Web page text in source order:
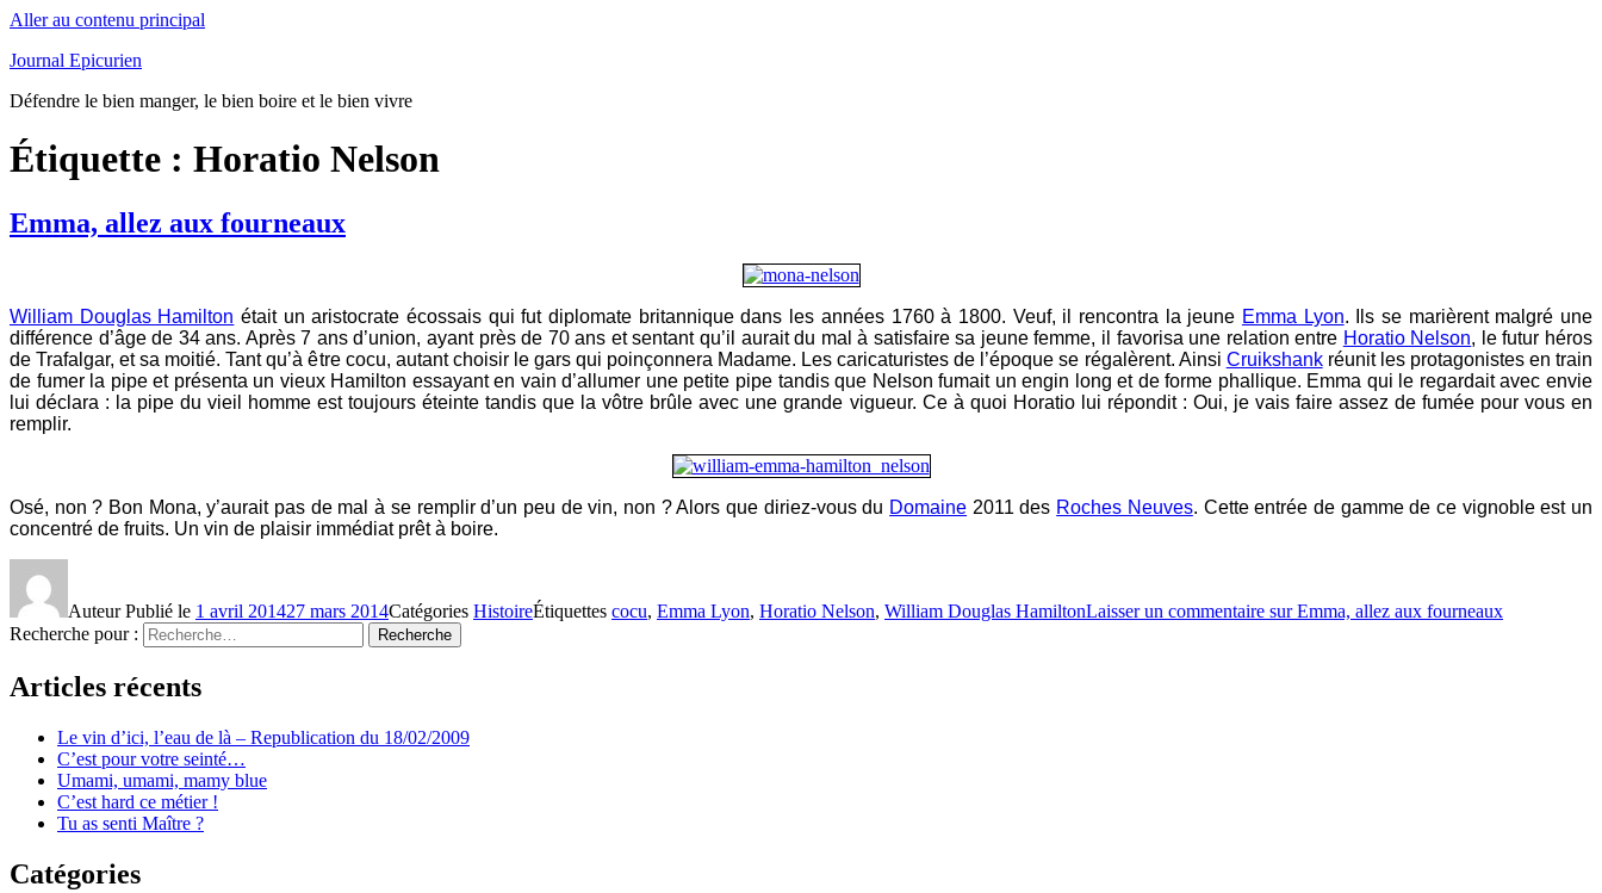
Aller au contenu principal
Journal Epicurien
Défendre le bien manger, le bien boire et le bien vivre
Étiquette : Horatio Nelson
Emma, allez aux fourneaux
William Douglas Hamilton était un aristocrate écossais qui fut diplomate britannique dans les années 1760 à 1800. Veuf, il rencontra la jeune Emma Lyon. Ils se marièrent malgré une
différence d’âge de 34 ans. Après 7 ans d’union, ayant près de 70 ans et sentant qu’il aurait du mal à satisfaire sa jeune femme, il favorisa une relation entre Horatio Nelson, le futur héros
de Trafalgar, et sa moitié. Tant qu’à être cocu, autant choisir le gars qui poinçonnera Madame. Les caricaturistes de l’époque se régalèrent. Ainsi Cruikshankréunit les protagonistes en train
de fumer la pipe et présenta un vieux Hamilton essayant en vain d’allumer une petite pipe tandis que Nelson fumait un engin long et de forme phallique. Emma qui le regardait avec envie
lui déclara : la pipe du vieil homme est toujours éteinte tandis que la vôtre brûle avec une grande vigueur. Ce à quoi Horatio lui répondit : Oui, je vais faire assez de fumée pour vous en
remplir.
Osé, non ? Bon Mona, y’aurait pas de mal à se remplir d’un peu de vin, non ? Alors que diriez-vous du Domaine 2011 des Roches Neuves. Cette entrée de gamme de ce vignoble est un
concentré de fruits. Un vin de plaisir immédiat prêt à boire.
AuteurPublié le 1 avril 201427 mars 2014Catégories HistoireÉtiquettes cocu, Emma Lyon, Horatio Nelson, William Douglas HamiltonLaisser un commentaire sur Emma, allez aux fourneaux
Recherche pour :
Recherche
Articles récents
Le vin d’ici, l’eau de là – Republication du 18/02/2009
C’est pour votre seinté…
Umami, umami, mamy blue
C’est hard ce métier !
Tu as senti Maître ?
Catégories